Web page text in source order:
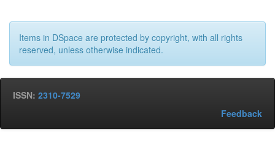
Items in DSpace are protected by copyright, with all rights
reserved, unless otherwise indicated.
ISSN: 2310-7529
Feedback